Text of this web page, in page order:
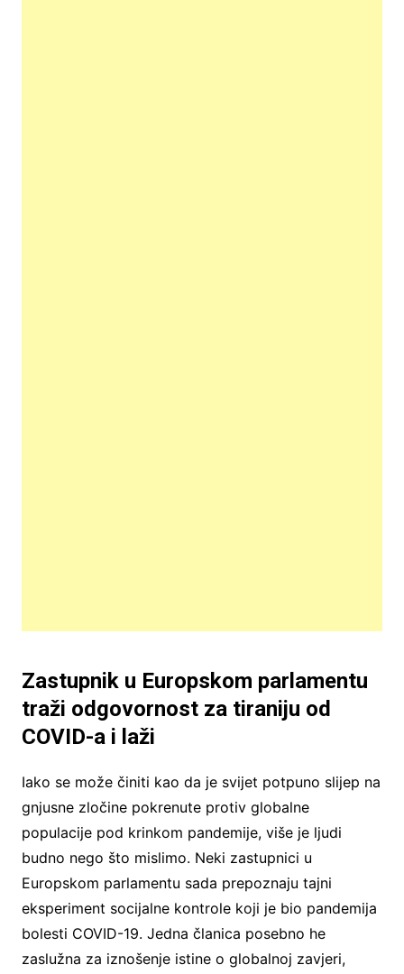
Zastupnik u Europskom parlamentu
traži odgovornost za tiraniju od
COVID-a i laži
Iako se može činiti kao da je svijet potpuno slijep na
gnjusne zločine pokrenute protiv globalne
populacije pod krinkom pandemije, više je ljudi
budno nego što mislimo. Neki zastupnici u
Europskom parlamentu sada prepoznaju tajni
eksperiment socijalne kontrole koji je bio pandemija
bolesti COVID-19. Jedna članica posebno he
zaslužna za iznošenje istine o globalnoj zavjeri,